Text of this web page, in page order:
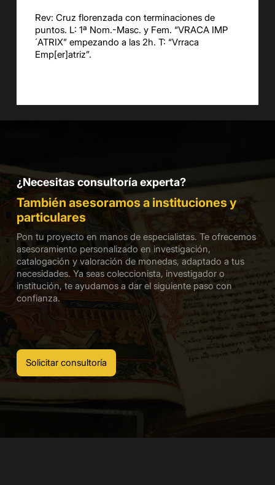
Rev: Cruz florenzada con terminaciones de
puntos. L: 1ª Nom.-Masc. y Fem. “VRACA IMP
´ATRIX” empezando a las 2h. T: “Vrraca
Emp[er]atriz”.
¿Necesitas consultoría experta?
También asesoramos a instituciones y
particulares
Pon tu proyecto en manos de especialistas. Te ofrecemos
asesoramiento personalizado en investigación,
catalogación y valoración de monedas, adaptado a tus
necesidades. Ya seas coleccionista, investigador o
institución, te ayudamos a dar el siguiente paso con
confianza.
Solicitar consultoría